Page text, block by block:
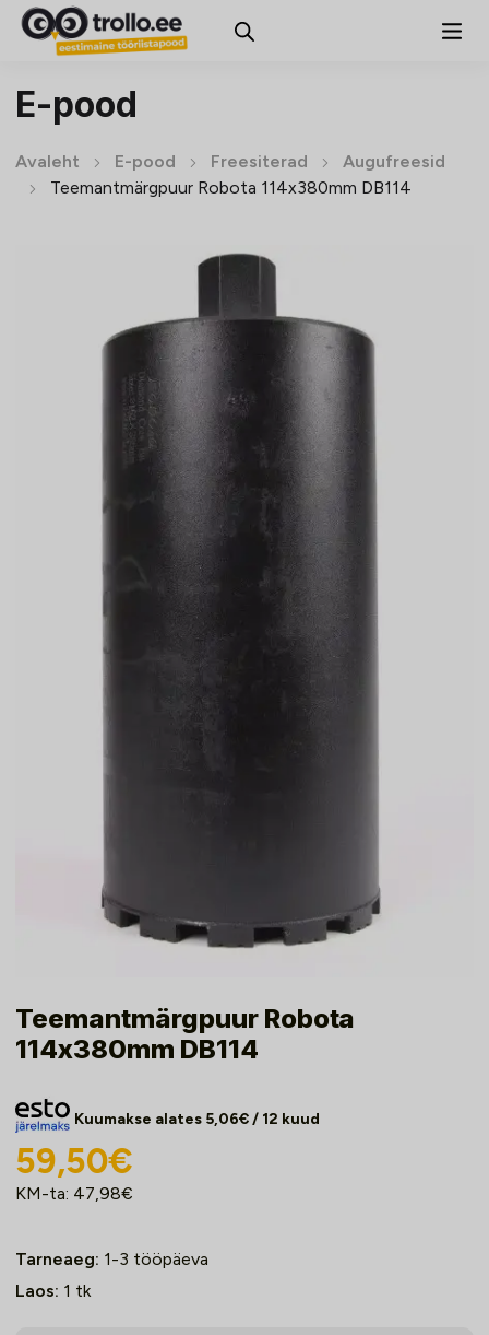
E-pood
Avaleht E-pood Freesiterad
Augufreesid
Teemantmärgpuur Robota 114x380mm DB114
Teemantmärgpuur Robota
114x380mm DB114
Kuumakse alates 5,06€/ 12 kuud
59,50€
KM-ta: 47,98€
Tarneaeg: 1-3 tööpäeva
Laos: 1 tk